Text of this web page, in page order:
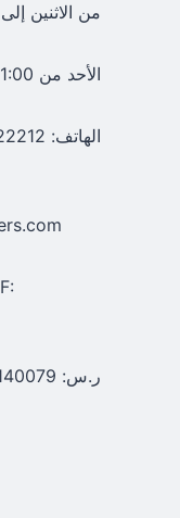
من الاثنين إلى
الأحد من 11:00 إلى 21:00
الهاتف: 22212 (0) 622 74 19 25
ر.س: 140079